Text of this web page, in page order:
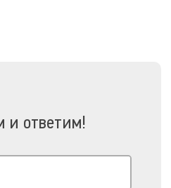
и ответим!